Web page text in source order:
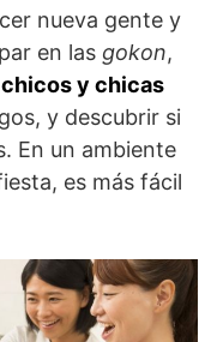
nueva gente y
en las gokon,
chicos y chicas
y descubrir si
En un ambiente
es más fácil